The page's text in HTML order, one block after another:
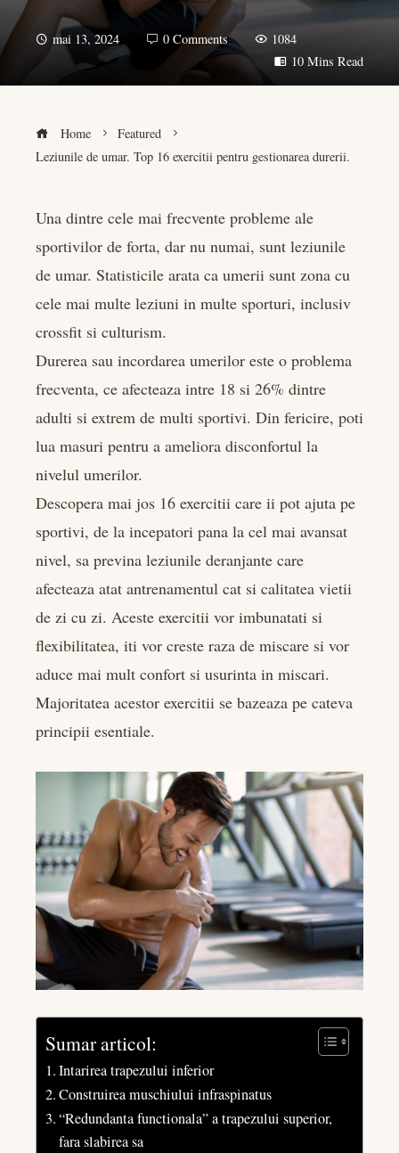
mai 13, 2024 0 Comments
1084
10 Mins Read
Home
Featured
Leziunile de umar. Top 16 exercitii pentru gestionarea durerii.
Una dintre cele mai frecvente probleme ale
sportivilor de forta, dar nu numai, sunt leziunile
de umar. Statisticile arata ca umerii sunt zona cu
cele mai multe leziuni in multe sporturi, inclusiv
crossfit si culturism.
Durerea sau incordarea umerilor este o problema
frecventa, ce afecteaza intre 18 si 26% dintre
adulti si extrem de multi sportivi. Din fericire, poti
lua masuri pentru a ameliora disconfortul la
nivelul umerilor.
Descopera mai jos 16 exercitii care ii pot ajuta pe
sportivi, de la incepatori pana la cel mai avansat
nivel, sa previna leziunile deranjante care
afecteaza atat antrenamentul cat si calitatea vietii
de zi cu zi. Aceste exercitii vor imbunatati si
flexibilitatea, iti vor creste raza de miscare si vor
aduce mai mult confort si usurinta in miscari.
Majoritatea acestor exercitii se bazeaza pe cateva
principii esentiale.
Sumar articol:
Intarirea trapezului inferior
Construirea muschiului infraspinatus
“Redundanta functionala” a trapezului superior,
fara slabirea sa